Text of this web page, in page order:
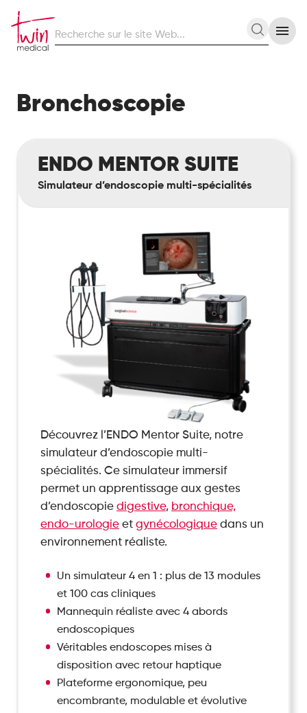
sur
Bronchoscopie
Mentor
Suite
ENDO MENTOR SUITE
Simulateur d’endoscopie multi-spécialités
Découvrez l’ENDO Mentor Suite, notre
simulateur d’endoscopie multi-
spécialités. Ce simulateur immersif
permet un apprentissage aux gestes
d’endoscopie digestive, bronchique,
endo-urologie et gynécologique dans un
environnement réaliste.
Un simulateur 4 en 1 : plus de 13 modules
et 100 cas cliniques
Mannequin réaliste avec 4 abords
endoscopiques
Véritables endoscopes mises à
disposition avec retour haptique
Plateforme ergonomique, peu
encombrante, modulable et évolutive